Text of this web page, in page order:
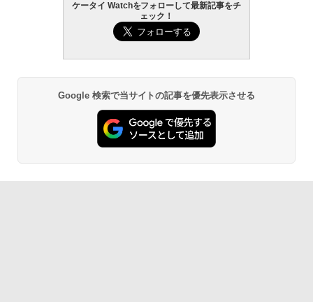
ケータイ Watchをフォローして最新記事をチ
ェック！
Google 検索で当サイトの記事を優先表示させる